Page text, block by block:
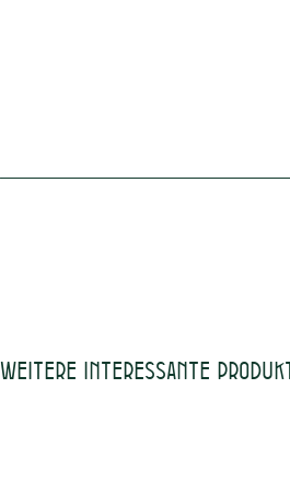
Weitere interessante